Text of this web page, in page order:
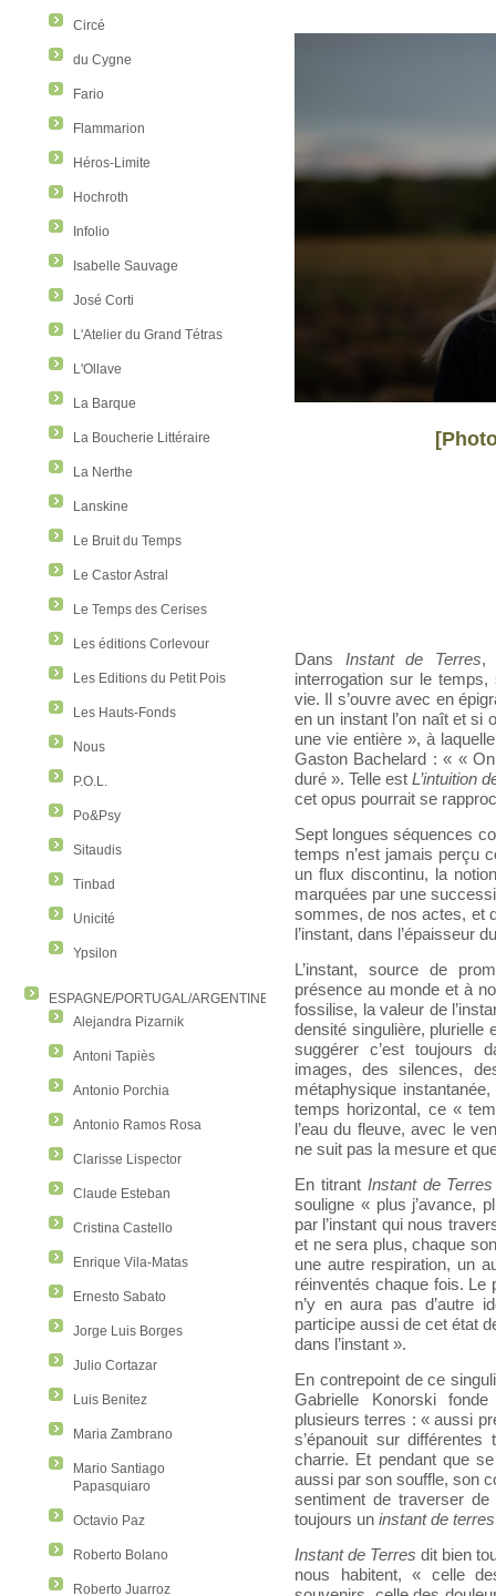
Circé
du Cygne
Fario
Flammarion
Héros-Limite
Hochroth
Infolio
Isabelle Sauvage
José Corti
L'Atelier du Grand Tétras
L'Ollave
La Barque
La Boucherie Littéraire
La Nerthe
Lanskine
Le Bruit du Temps
Le Castor Astral
Le Temps des Cerises
Les éditions Corlevour
Les Editions du Petit Pois
Les Hauts-Fonds
Nous
P.O.L.
Po&Psy
Sitaudis
Tinbad
Unicité
Ypsilon
ESPAGNE/PORTUGAL/ARGENTINE/COLOMBIE
Alejandra Pizarnik
Antoni Tapiès
Antonio Porchia
Antonio Ramos Rosa
Clarisse Lispector
Claude Esteban
Cristina Castello
Enrique Vila-Matas
Ernesto Sabato
Jorge Luis Borges
Julio Cortazar
Luis Benitez
Maria Zambrano
Mario Santiago
Papasquiaro
Octavio Paz
Roberto Bolano
Roberto Juarroz
Dans Instant de Terres,
interrogation sur le
vie. Il s’ouvre avec en
en un instant l’on naît et si
une vie entière », à
Gaston Bachelard : « «
duré ». Telle estL’intuition
cet opus pourrait se
Sept longues séquences
temps n’est jamais perçu
un flux discontinu, la
marquées par une
sommes, de nos actes, et
l’instant, dans l’épaisseur
L’instant, source de
présence au monde et à
fossilise, la valeur de
densité singulière, plurielle
suggérer c’est toujours
images, des silences,
métaphysique
temps horizontal, ce «
l’eau du fleuve, avec le
ne suit pas la mesure et
En titrant Instant de Terres
souligne « plus j’avance,
par l’instant qui nous
et ne sera plus, chaque
une autre respiration, un
réinventés chaque fois. Le
n’y en aura pas d’autre
participe aussi de cet état
dans l’instant ».
En contrepoint de ce
Gabrielle Konorski
plusieurs terres : « aussi
s’épanouit sur
charrie. Et pendant que se
aussi par son souffle, son
sentiment de traverser
toujours un instant de
Instant de Terres dit bien
nous habitent, « celle